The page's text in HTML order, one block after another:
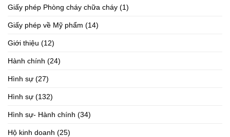
Giấy phép Phòng cháy chữa cháy (1)
Giấy phép về Mỹ phẩm (14)
Giới thiệu (12)
Hành chính (24)
Hình sự (27)
Hình sự (132)
Hình sự- Hành chính (34)
Hộ kinh doanh (25)